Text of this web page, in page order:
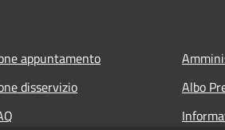
appuntamento
disservizio
Albo